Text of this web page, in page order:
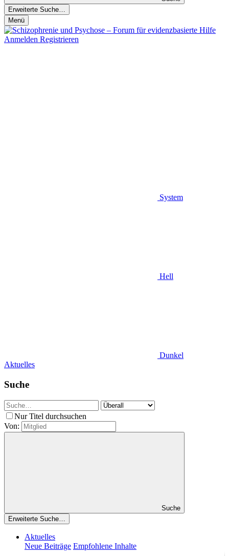
Erweiterte Suche…
Menü
Anmelden Registrieren
System
Hell
Dunkel
Aktuelles
Suche
Nur Titel durchsuchen
Von:
Suche
Erweiterte Suche…
Aktuelles
Neue Beiträge Empfohlene Inhalte